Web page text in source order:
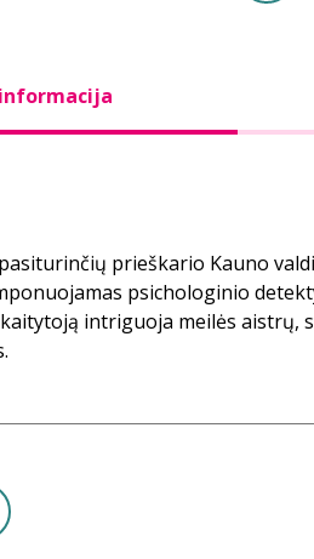
prieškario Kauno
psichologinio
intriguoja meilės aistrų,